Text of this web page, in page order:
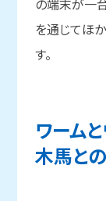
を通じてほ
す。
ワームと
木馬との